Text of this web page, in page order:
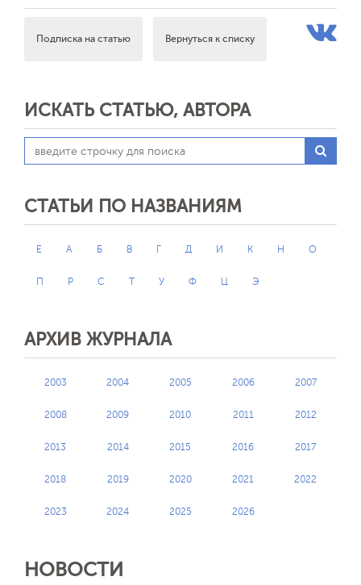
Подписка на статью Вернуться к списку
ИСКАТЬ СТАТЬЮ, АВТОРА
СТАТЬИ ПО НАЗВАНИЯМ
E А Б В Г Д И К Н О
П Р С Т У Ф Ц Э
АРХИВ ЖУРНАЛА
2003 2004 2005 2006 2007
2008 2009 2010 2011 2012
2013 2014 2015 2016 2017
2018 2019 2020 2021 2022
2023 2024 2025 2026
НОВОСТИ